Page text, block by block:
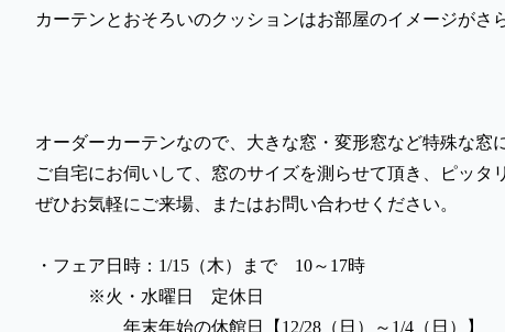
カーテンとおそろいのクッションはお部屋のイメージがさ
オーダーカーテンなので、大きな窓・変形窓など特殊な窓
ご自宅にお伺いして、窓のサイズを測らせて頂き、ピッタ
ぜひお気軽にご来場、またはお問い合わせください。
・フェア日時：1/15（木）まで 10～17時
※火・水曜日 定休日
年末年始の休館日【12/28（日）～1/4（日）】